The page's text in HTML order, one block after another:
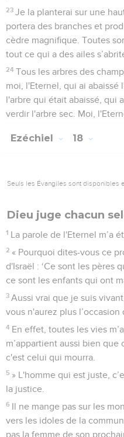
23 Je la planterai sur une
portera des branches et
cèdre magnifique. Toutes
tout ce qui a des ailes
24 Tous les arbres des
moi, l'Eternel, qui ai
l'arbre qui était abaissé, qui
verdir l'arbre sec. Moi,
Ezéchiel 18
Seuls les Évangiles sont disponibles
Dieu juge chacun
1 La parole de l'Eternel m’a
2 « Pourquoi dites-vous ce
d'Israël : ‘Ce sont les pères
ce sont les enfants qui ont
3 Aussi vrai que je suis
vous n'aurez plus
4 En effet, toutes les vies
m’appartient aussi bien
c'est celui qui mourra.
5 » L'homme qui est juste,
la justice.
6 Il ne mange pas sur les
vers les idoles de la
pas la femme de son